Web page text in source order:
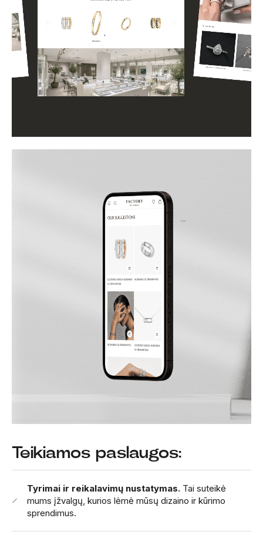
Teikiamos paslaugos:
Tyrimai ir reikalavimų nustatymas. Tai suteikė
mums įžvalgų, kurios lėmė mūsų dizaino ir kūrimo
sprendimus.